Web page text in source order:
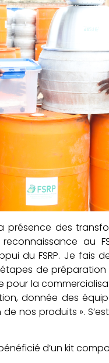
des
reconnaissance au
du FSRP. Je fais
étapes de
la
donnée des
nos produits ».
d’un kit